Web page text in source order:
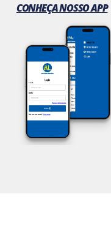
CONHEÇA NOSSO APP